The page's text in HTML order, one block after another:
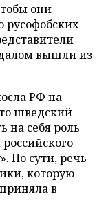
они
русофобских
вышли из
РФ на
шведский
на себя роль
По сути, речь
которую
в